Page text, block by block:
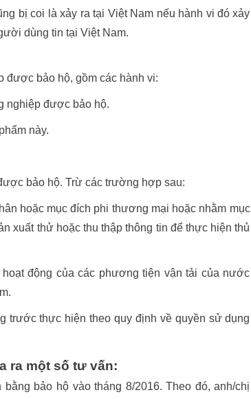
bị coi là xảy ra tại Việt Nam nếu hành vi đó xảy
dùng tin tại Việt Nam.
được bảo hộ, gồm các hành vi:
nghiệp được bảo hộ.
này.
bảo hộ. Trừ các trường hợp sau:
hoặc mục đích phi thương mại hoặc nhằm mục
xuất thử hoặc thu thập thông tin để thực hiện thủ
động của các phương tiện vận tải của nước
trước thực hiện theo quy định về quyền sử dụng
ra một số tư vấn:
bảo hộ vào tháng 8/2016. Theo đó, anh/chị